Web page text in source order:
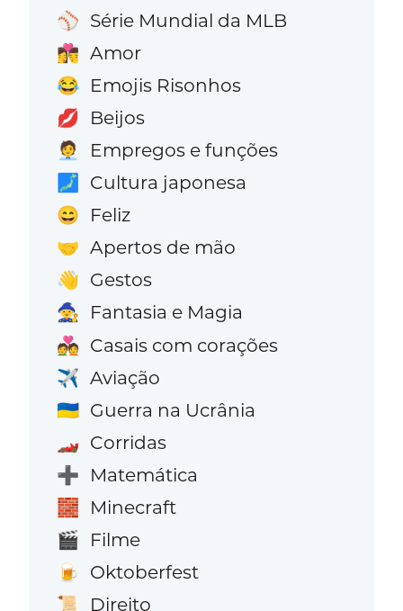
⚾ Série Mundial da MLB
👩‍❤️‍💋‍👨 Amor
😂 Emojis Risonhos
💋 Beijos
🧑‍💼 Empregos e funções
🗾 Cultura japonesa
😄 Feliz
🤝 Apertos de mão
👋 Gestos
🧙 Fantasia e Magia
💑 Casais com corações
✈️ Aviação
🇺🇦 Guerra na Ucrânia
🏎️ Corridas
➕ Matemática
🧱 Minecraft
🎬 Filme
🍺 Oktoberfest
📜 Direito